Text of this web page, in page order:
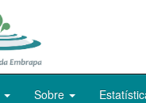
Sobre